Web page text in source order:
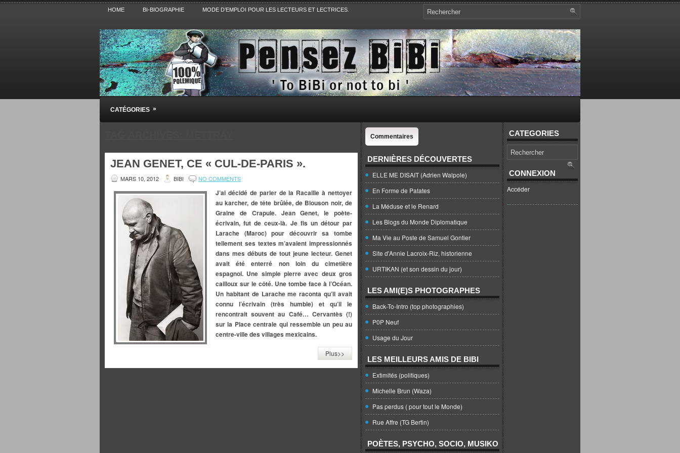
HOME BI-BIOGRAPHIE MODE D’EMPLOI POUR LES LECTEURS ET LECTRICES.
Pensez BiBi
Blog polémique sur l'Actualité, la Culture, la Politique, le Sport,. Avec Revue de presse et de blogs.
CATÉGORIES »
JEAN GENET, CE « CUL-DE-PARIS ».
MARS 10, 2012 BIBI NO COMMENTS
J’ai décidé de parler de la Racaille à nettoyer
au karcher, de tête brûlée, de Blouson noir, de
Graine de Crapule. Jean Genet, le poète-
écrivain, fut de ceux-là. Je fis un détour par
Larache (Maroc) pour découvrir sa tombe
tellement ses textes m’avaient impressionnés
dans mes débuts de tout jeune lecteur. Genet
avait été enterré non loin du cimetière
espagnol. Une simple pierre avec deux gros
cailloux sur le côté. Une tombe face à l’Océan.
Un habitant de Larache me raconta qu’il avait
connu l’écrivain (très humble) et qu’il le
rencontrait souvent au Café… Cervantès (!)
sur la Place centrale qui ressemble un peu au
centre-ville des villages mexicains.
Plus>>
Commentaires
DERNIÈRES DÉCOUVERTES
ELLE ME DISAIT (Adrien Walpole)
En Forme de Patates
La Méduse et le Renard
Les Blogs du Monde Diplomatique
Ma Vie au Poste de Samuel Gontier
Site d'Annie Lacroix-Riz, historienne
URTIKAN (et son dessin du jour)
LES AMI(E)S PHOTOGRAPHES
Back-To-Intro (top photographies)
P0P Neuf
Usage du Jour
LES MEILLEURS AMIS DE BIBI
Extimités (politiques)
Michelle Brun (Waza)
Pas perdus ( pour tout le Monde)
Rue Affre (TG Bertin)
POÈTES, PSYCHO, SOCIO, MUSIKO
CATEGORIES
CONNEXION
Accéder